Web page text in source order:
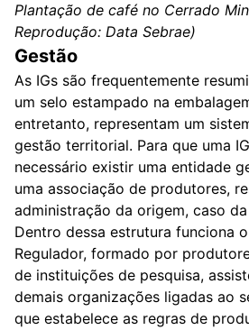
Plantação de café no Cerrado
Reprodução: Data Sebrae)
Gestão
As IGs são frequentemente
um selo estampado na
entretanto, representam um
gestão territorial. Para que uma
necessário existir uma entidade
uma associação de produtores,
administração da origem, caso
Dentro dessa estrutura funciona
Regulador, formado por
de instituições de pesquisa,
demais organizações ligadas ao
que estabelece as regras de